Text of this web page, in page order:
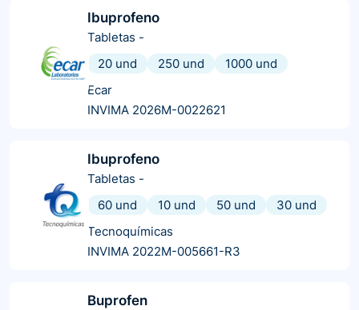
Ibuprofeno
Tabletas -
20 und
250 und
1000 und
Ecar
INVIMA 2026M-0022621
Ibuprofeno
Tabletas -
60 und
10 und 50 und
30 und
Tecnoquímicas
INVIMA 2022M-005661-R3
Buprofen